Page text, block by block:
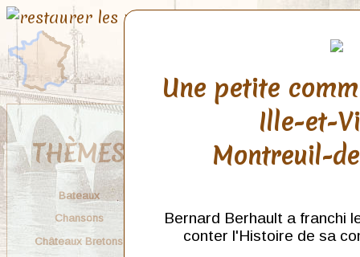
THÈMES
Bateaux
Chansons
Châteaux Bretons
Une petite
Ille-et-
Montreuil-
Bernard Berhault a franchi
conter l'Histoire de sa